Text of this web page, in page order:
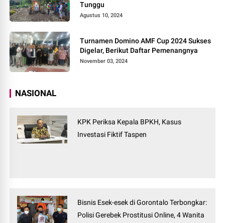
Tunggu
Agustus 10, 2024
Turnamen Domino AMF Cup 2024 Sukses
Digelar, Berikut Daftar Pemenangnya
November 03, 2024
NASIONAL
KPK Periksa Kepala BPKH, Kasus
Investasi Fiktif Taspen
Bisnis Esek-esek di Gorontalo Terbongkar:
Polisi Gerebek Prostitusi Online, 4 Wanita